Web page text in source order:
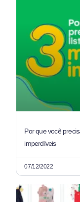
Por que você
imperdíveis
07/12/2022